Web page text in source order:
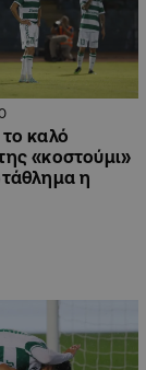
καλό
«κοστούμι»
η